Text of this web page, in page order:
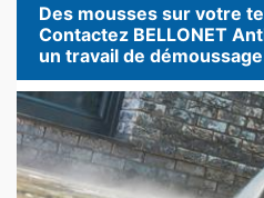
Des mousses sur votre
Contactez BELLONET
un travail de démoussage